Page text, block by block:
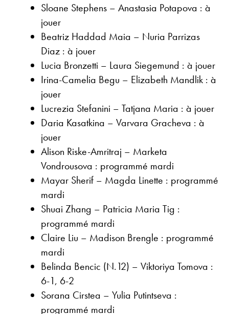
Sloane Stephens – Anastasia Potapova : à
jouer
Beatriz Haddad Maia – Nuria Parrizas
Diaz : à jouer
Lucia Bronzetti – Laura Siegemund : à jouer
Irina-Camelia Begu – Elizabeth Mandlik : à
jouer
Lucrezia Stefanini – Tatjana Maria : à jouer
Daria Kasatkina – Varvara Gracheva : à
jouer
Alison Riske-Amritraj – Marketa
Vondrousova : programmé mardi
Mayar Sherif – Magda Linette : programmé
mardi
Shuai Zhang – Patricia Maria Tig :
programmé mardi
Claire Liu – Madison Brengle : programmé
mardi
Belinda Bencic (N.12) – Viktoriya Tomova :
6-1, 6-2
Sorana Cirstea – Yulia Putintseva :
programmé mardi